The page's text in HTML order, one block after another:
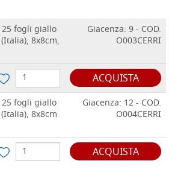
fogli giallo
8x8cm,
Giacenza: 9 - COD.
O003CERRI
ACQUISTA
fogli giallo
8x8cm
Giacenza: 12 - COD.
O004CERRI
ACQUISTA